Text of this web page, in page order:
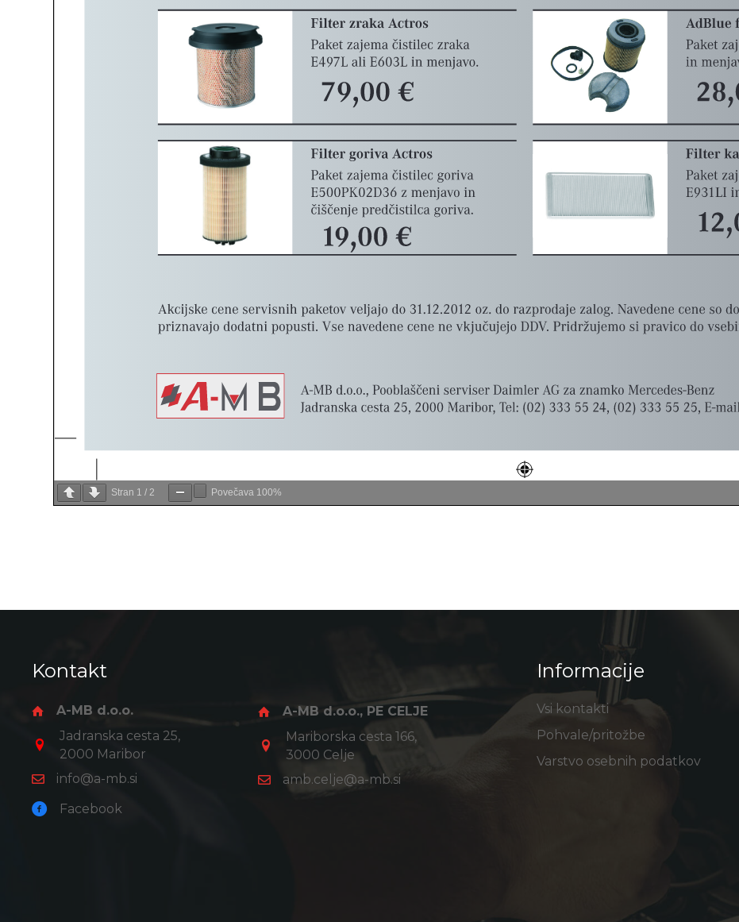
Stran 1 /2 Povečava 100%
Kontakt
A-MB d.o.o.
Jadranska cesta 25,
2000 Maribor
info@a-mb.si
Facebook
A-MB d.o.o., PE CELJE
Mariborska cesta 166,
3000 Celje
amb.celje@a-mb.si
Informacije
Vsi kontakti
Pohvale/pritožbe
Varstvo osebnih podatkov